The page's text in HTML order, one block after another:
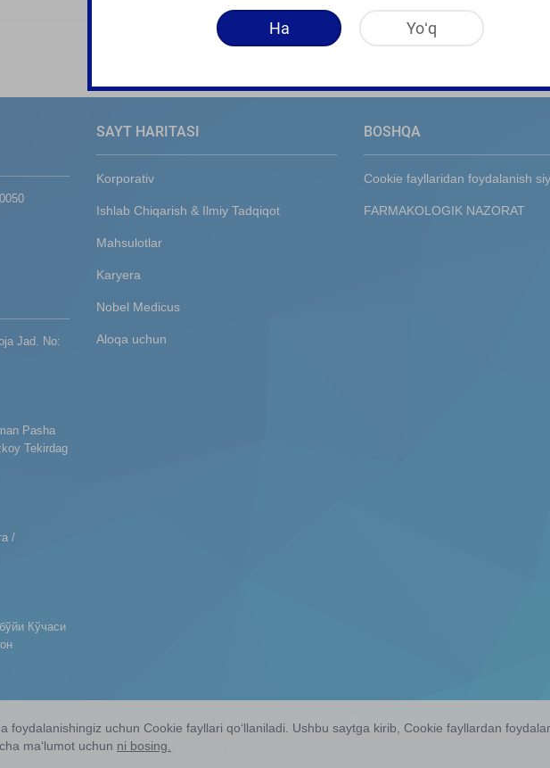
Jad. No:
Pasha
Tekirdag
/
Кўчаси
SAYT HARITASI
Korporativ
Ishlab Chiqarish & Ilmiy Tadqiqot
Mahsulotlar
Karyera
Nobel Medicus
Aloqa uchun
BOSHQA
Cookie fayllaridan foydalanish
FARMAKOLOGIK NAZORAT
A.Ş. – Barcha huquqlar himoyalangan.
foydalanishingiz uchun Cookie fayllari qoʻllaniladi. Ushbu saytga kirib, Cookie fayllardan
maʻlumot uchun ni bosing.
Ha Yoʻq